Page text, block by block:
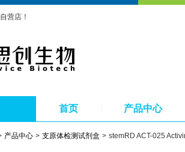
营店！
首页 产品中心
产品中心 支原体检测试剂盒 stemRD ACT-025